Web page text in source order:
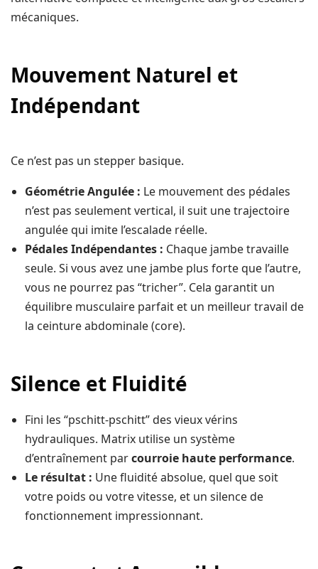
mécaniques.
Mouvement Naturel et
Indépendant
Ce n’est pas un stepper basique.
Géométrie Angulée : Le mouvement des pédales
n’est pas seulement vertical, il suit une trajectoire
angulée qui imite l’escalade réelle.
Pédales Indépendantes : Chaque jambe travaille
seule. Si vous avez une jambe plus forte que l’autre,
vous ne pourrez pas “tricher”. Cela garantit un
équilibre musculaire parfait et un meilleur travail de
la ceinture abdominale (core).
Silence et Fluidité
Fini les “pschitt-pschitt” des vieux vérins
hydrauliques. Matrix utilise un système
d’entraînement parcourroie haute performance.
Le résultat : Une fluidité absolue, quel que soit
votre poids ou votre vitesse, et un silence de
fonctionnement impressionnant.